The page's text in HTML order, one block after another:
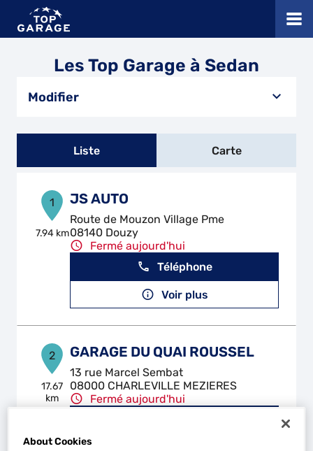
Les Top Garage à Sedan
Modifier
Liste Carte
1
7.94 km
JS AUTO
Route de Mouzon Village Pme
08140 Douzy
Fermé aujourd'hui
Téléphone
Voir plus
2
17.67
km
GARAGE DU QUAI ROUSSEL
13 rue Marcel Sembat
08000 CHARLEVILLE MEZIERES
Fermé aujourd'hui
About Cookies